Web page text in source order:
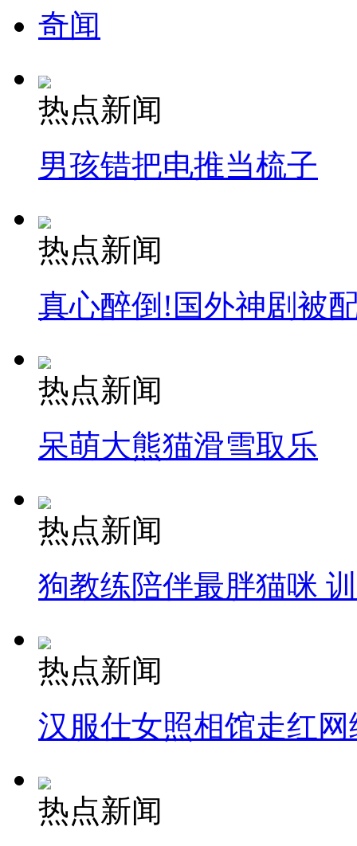
司机酒驾遇交警 急速倒车逃窜
奇闻
热点新闻
男孩错把电推当梳子
热点新闻
真心醉倒!国外神剧被
热点新闻
呆萌大熊猫滑雪取乐
热点新闻
狗教练陪伴最胖猫咪
热点新闻
汉服仕女照相馆走红网
热点新闻